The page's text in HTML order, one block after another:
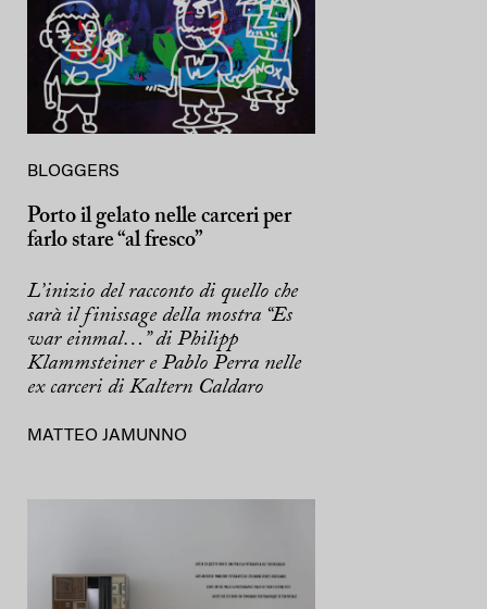
BLOGGERS
Porto il gelato nelle carceri per
farlo stare “al fresco”
L’inizio del racconto di quello che
sarà il finissage della mostra “Es
war einmal…” di Philipp
Klammsteiner e Pablo Perra nelle
ex carceri di Kaltern Caldaro
MATTEO JAMUNNO